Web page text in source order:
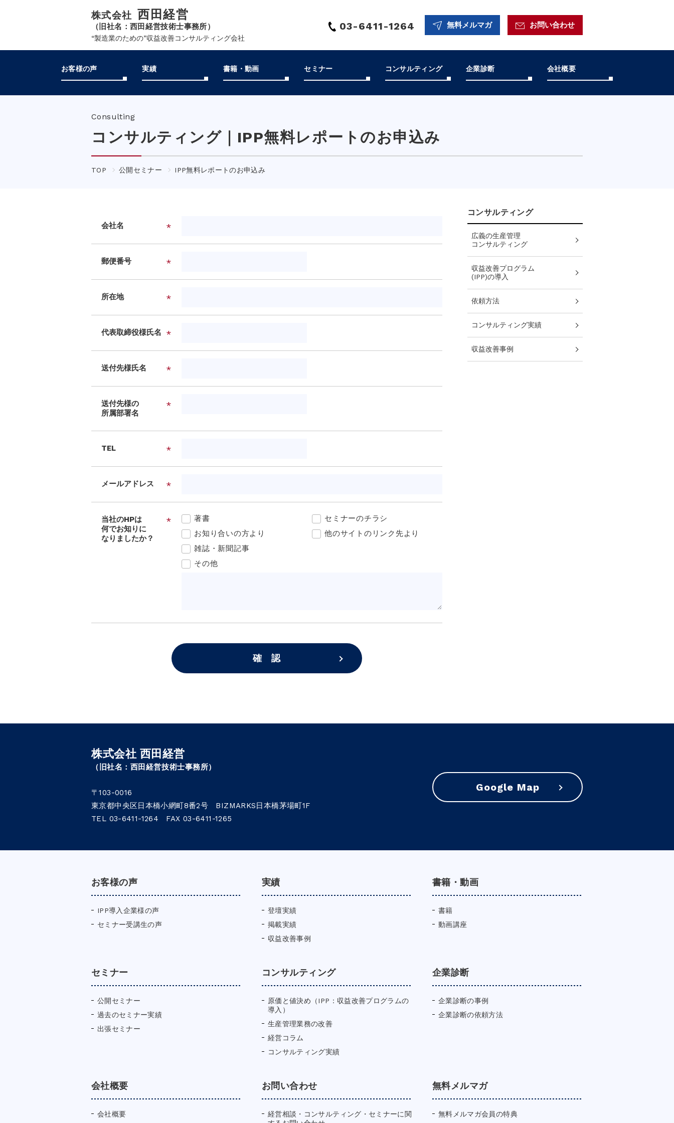
株式会社 西田経営
（旧社名：西田経営技術士事務所）
“製造業のための”収益改善コンサルティング会社
03-6411-1264 無料メルマガ お問い合わせ
お客様の声 実績 書籍・動画 セミナー コンサルティング 企業診断 会社概要
Consulting
コンサルティング｜ IPP無料レポートのお申込み
TOP 公開セミナー IPP無料レポートのお申込み
会社名
郵便番号
所在地
代表取締役様氏名
送付先様氏名
送付先様の
所属部署名
TEL
メールアドレス
当社のHPは
何でお知りに
なりましたか？
著書
セミナーのチラシ
お知り合いの方より
他のサイトのリンク先より
雑誌・新聞記事
その他
確 認
コンサルティング
広義の生産管理
コンサルティング
収益改善プログラム
(IPP)の導入
依頼方法
コンサルティング実績
収益改善事例
株式会社 西田経営
（旧社名：西田経営技術士事務所）
〒103-0016
東京都中央区日本橋小網町8番2号 BIZMARKS日本橋茅場町1F
TEL 03-6411-1264 FAX 03-6411-1265
Google Map
お客様の声
IPP導入企業様の声
セミナー受講生の声
実績
登壇実績
掲載実績
収益改善事例
書籍・動画
書籍
動画講座
セミナー
公開セミナー
過去のセミナー実績
出張セミナー
コンサルティング
原価と値決め（IPP：収益改善プログラムの
導入）
生産管理業務の改善
経営コラム
コンサルティング実績
企業診断
企業診断の事例
企業診断の依頼方法
会社概要
会社概要
お問い合わせ
経営相談・コンサルティング・セミナーに関
無料メルマガ
無料メルマガ会員の特典